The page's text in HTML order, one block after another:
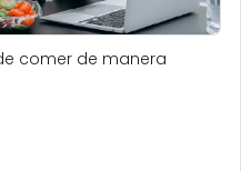
comer de manera